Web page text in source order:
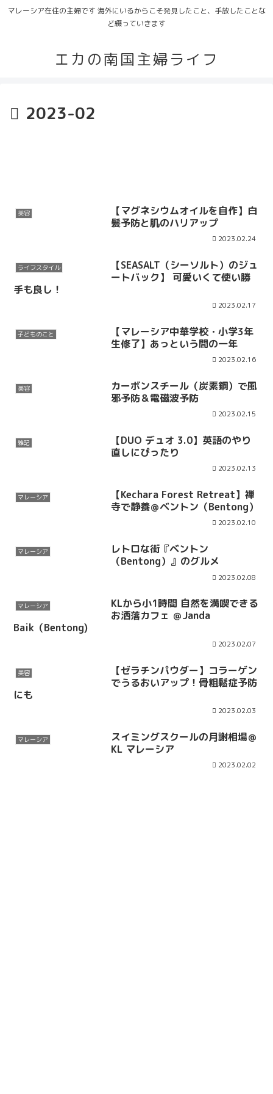
マレーシア在住の主婦です 海外にいるからこそ発見したこと、手放したことな
ど綴っていきます
エカの南国主婦ライフ
2023-02
美容
【マグネシウムオイルを自作】白
髪予防と肌のハリアップ
2023.02.24
ライフスタイル
【SEASALT（シーソルト）のジュ
ートバック】 可愛いくて使い勝
手も良し！
2023.02.17
子どものこと
【マレーシア中華学校・小学3年
生修了】あっという間の一年
2023.02.16
美容
カーボンスチール（炭素鋼）で風
邪予防＆電磁波予防
2023.02.15
雑記
【DUO デュオ 3.0】英語のやり
直しにぴったり
2023.02.13
マレーシア
【Kechara Forest Retreat】禅
寺で静養＠ベントン（Bentong）
2023.02.10
マレーシア
レトロな街『ベントン
（Bentong）』のグルメ
2023.02.08
マレーシア
KLから小1時間 自然を満喫できる
お洒落カフェ ＠Janda
Baik（Bentong)
2023.02.07
美容
【ゼラチンパウダー】コラーゲン
でうるおいアップ！骨粗鬆症予防
にも
2023.02.03
マレーシア
スイミングスクールの月謝相場＠
KL マレーシア
2023.02.02